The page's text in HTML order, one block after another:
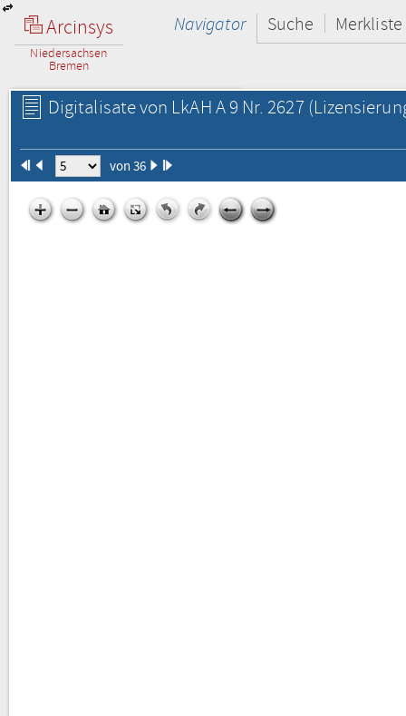
Arcinsys
Niedersachsen
Bremen
Navigator Suche Merkliste
Digitalisate von LkAH A 9 Nr. 2627
von 36